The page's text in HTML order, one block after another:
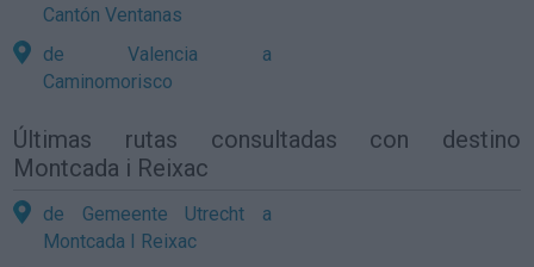
Cantón Ventanas
de Valencia a
Caminomorisco
Últimas rutas consultadas con destino
Montcada i Reixac
de Gemeente Utrecht a
Montcada I Reixac